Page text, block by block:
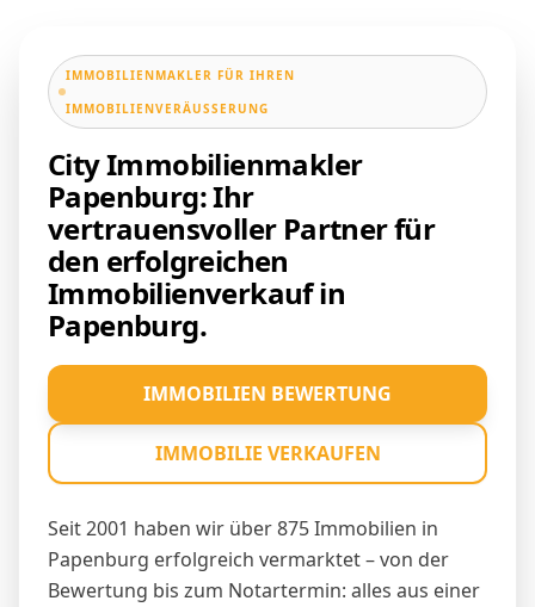
IMMOBILIENMAKLER FÜR IHREN
IMMOBILIENVERÄUSSERUNG
City Immobilienmakler
Papenburg: Ihr
vertrauensvoller Partner für
den erfolgreichen
Immobilienverkauf in
Papenburg.
Seit 2001 haben wir über 875 Immobilien in
Papenburg erfolgreich vermarktet – von der
Bewertung bis zum Notartermin: alles aus einer
IMMOBILIEN BEWERTUNG
IMMOBILIE VERKAUFEN